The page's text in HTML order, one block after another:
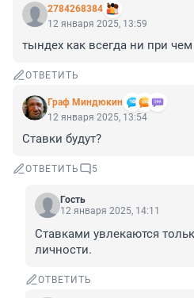
2784268384
12 января 2025, 13:59
тындех как всегда ни при чем
ОТВЕТИТЬ
Граф Миндюкин
12 января 2025, 13:54
Ставки будут?
ОТВЕТИТЬ 5
Гость
12 января 2025, 14:11
Ставками увлекаются
личности.
ОТВЕТИТЬ